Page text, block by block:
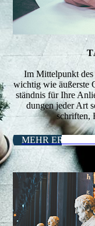
Im Mittelpunkt des
wichtig wie äußerste
ständ­nis für Ihre
dun­gen jeder Art
schriften,
MEHR